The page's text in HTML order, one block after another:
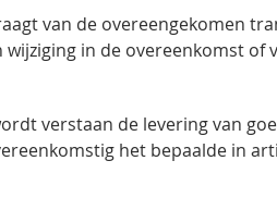
van de overeengekomen
in de overeenkomst
verstaan de levering van
het bepaalde in